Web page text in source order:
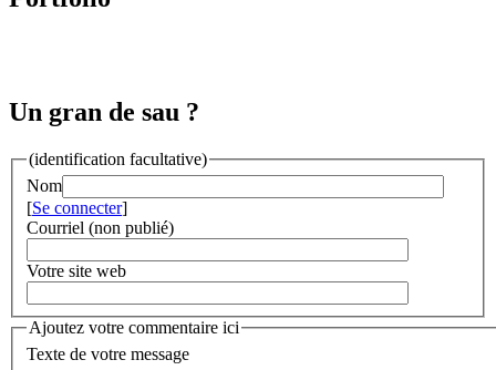
Un gran de sau ?
(identification facultative)
Nom
[Se connecter]
Courriel (non publié)
Votre site web
Ajoutez votre commentaire ici
Texte de votre message